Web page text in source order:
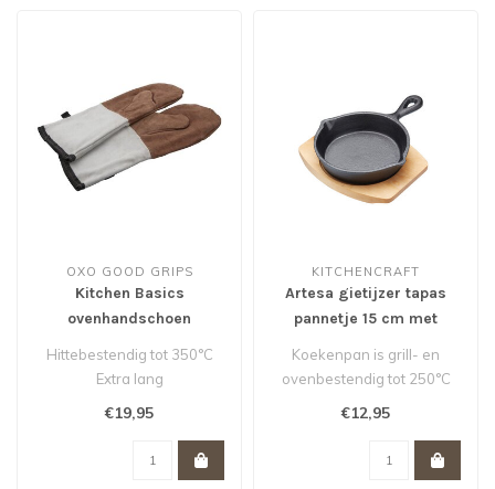
OXO GOOD GRIPS
Kitchen Basics
ovenhandschoen
set van 2 stuks
Hittebestendig tot 350°C
Extra lang
€19,95
KITCHENCRAFT
Artesa gietijzer tapas
pannetje 15 cm met
Koekenpan is grill- en
ovenbestendig tot 250°C
€12,95